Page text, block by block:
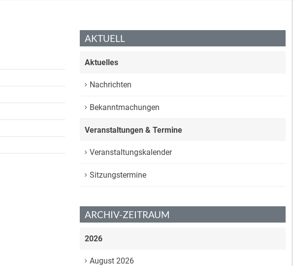
AKTUELL
Aktuelles
Nachrichten
Bekanntmachungen
Veranstaltungen & Termine
Veranstaltungskalender
Sitzungstermine
ARCHIV-ZEITRAUM
2026
August 2026